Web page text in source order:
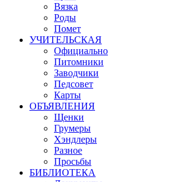
Вязка
Роды
Помет
УЧИТЕЛЬСКАЯ
Официально
Питомники
Заводчики
Педсовет
Карты
ОБЪЯВЛЕНИЯ
Щенки
Грумеры
Хэндлеры
Разное
Просьбы
БИБЛИОТЕКА